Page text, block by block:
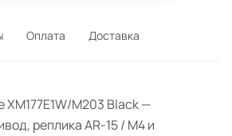
Оплата Доставка
M203 Black —
реплика AR-15 / M4 и